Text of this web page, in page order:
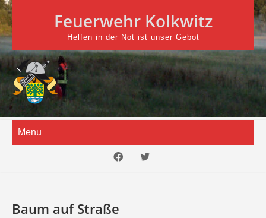
Skip
to
content
Feuerwehr Kolkwitz
Helfen in der Not ist unser Gebot
Menu
Baum auf Straße